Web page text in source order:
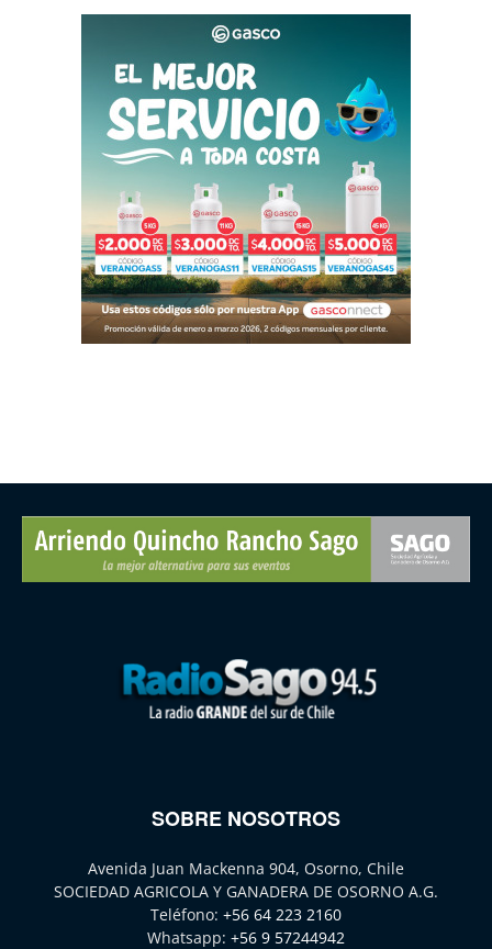
SOBRE NOSOTROS
Avenida Juan Mackenna 904, Osorno, Chile
SOCIEDAD AGRICOLA Y GANADERA DE OSORNO A.G.
Teléfono: +56 64 223 2160
Whatsapp: +56 9 57244942